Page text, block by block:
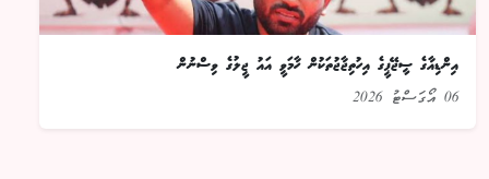
އިންޑިއާގެ ސީޖޭޕީގެ އިހުތިޖާޖުތަކުން ހާމަވީ އައު ޖީލުގެ ވިސްނުން
06 އޯގަސްޓު 2026